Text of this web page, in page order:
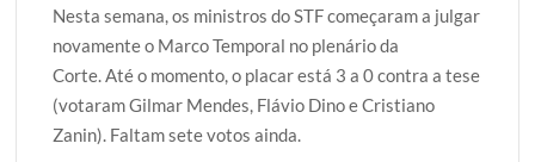
Nesta semana, os ministros do STF começaram a julgar
novamente o Marco Temporal no plenário da
Corte. Até o momento, o placar está 3 a 0 contra a tese
(votaram Gilmar Mendes, Flávio Dino e Cristiano
Zanin). Faltam sete votos ainda.